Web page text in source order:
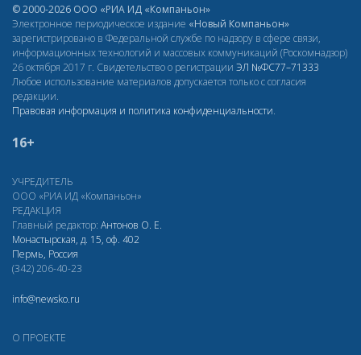
© 2000-2026 ООО «РИА ИД «Компаньон»
Электронное периодическое издание «Новый Компаньон»
зарегистрировано в Федеральной службе по надзору в сфере связи,
информационных технологий и массовых коммуникаций (Роскомнадзор)
26 октября 2017 г. Свидетельство о регистрации ЭЛ №ФС77–71333
Любое использование материалов допускается только с согласия
редакции.
Правовая информация и политика конфиденциальности.
16+
УЧРЕДИТЕЛЬ
ООО «РИА ИД «Компаньон»
РЕДАКЦИЯ
Главный редактор: Антонов О. Е.
Монастырская, д. 15, оф. 402
Пермь, Россия
(342) 206-40-23
info@newsko.ru
О ПРОЕКТЕ